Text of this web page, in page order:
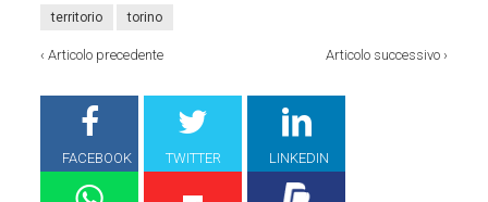
territorio torino
‹Articolo precedente Articolo successivo›
FACEBOOK TWITTER LINKEDIN